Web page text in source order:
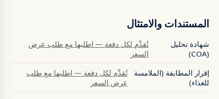
المستندات والامتثال
شهادة تحليل
(COA)
تُقدَّم لكل دفعة — اطلبها مع طلب عرض
السعر
إقرار المطابقة (الملامسة
للغذاء)
تُقدَّم لكل دفعة — اطلبها مع طلب
عرض السعر